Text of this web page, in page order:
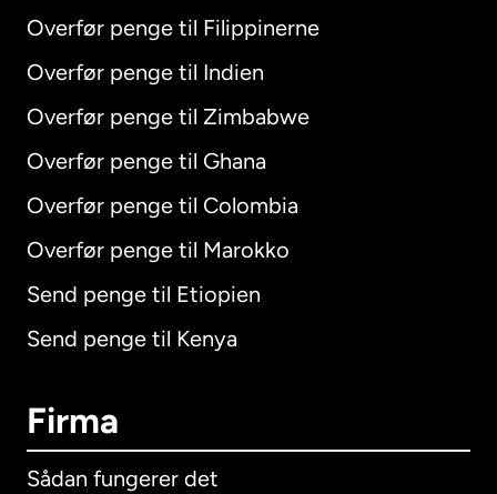
Overfør penge til Filippinerne
Overfør penge til Indien
Overfør penge til Zimbabwe
Overfør penge til Ghana
Overfør penge til Colombia
Overfør penge til Marokko
Send penge til Etiopien
Send penge til Kenya
Firma
Sådan fungerer det